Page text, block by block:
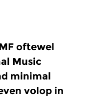
oftewel
Music
minimal
volop in